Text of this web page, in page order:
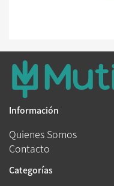
Información
Quienes Somos
Contacto
Categorías